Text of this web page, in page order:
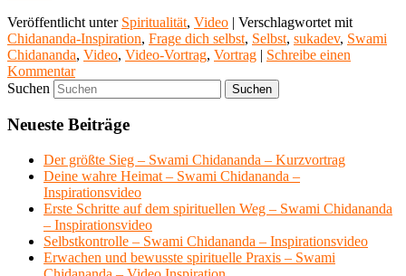
Veröffentlicht unter Spiritualität, Video | Verschlagwortet mit
Chidananda-Inspiration, Frage dich selbst, Selbst, sukadev, Swami
Chidananda, Video, Video-Vortrag, Vortrag | Schreibe einen
Kommentar
Suchen
Neueste Beiträge
Der größte Sieg – Swami Chidananda – Kurzvortrag
Deine wahre Heimat – Swami Chidananda –
Inspirationsvideo
Erste Schritte auf dem spirituellen Weg – Swami Chidananda
– Inspirationsvideo
Selbstkontrolle – Swami Chidananda – Inspirationsvideo
Erwachen und bewusste spirituelle Praxis – Swami